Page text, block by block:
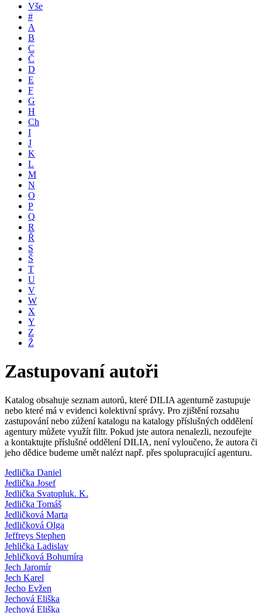
Vše
#
A
B
C
Č
D
E
F
G
H
Ch
I
J
K
L
M
N
O
P
Q
R
Ř
S
Š
T
U
V
W
X
Y
Z
Ž
Zastupovaní autoři
Katalog obsahuje seznam autorů, které DILIA agenturně zastupuje
nebo které má v evidenci kolektivní správy. Pro zjištění rozsahu
zastupování nebo zúžení katalogu na katalogy příslušných oddělení
agentury můžete využít filtr. Pokud jste autora nenalezli, nezoufejte
a kontaktujte příslušné oddělení DILIA, není vyloučeno, že autora či
jeho dědice budeme umět nalézt např. přes spolupracující agenturu.
Jedlička Daniel
Jedlička Josef
Jedlička Svatopluk. K.
Jedlička Tomáš
Jedličková Marta
Jedličková Olga
Jeffreys Stephen
Jehlička Ladislav
Jehličková Bohumíra
Jech Jaromír
Jech Karel
Jecho Evžen
Jechová Eliška
Jechová Eliška